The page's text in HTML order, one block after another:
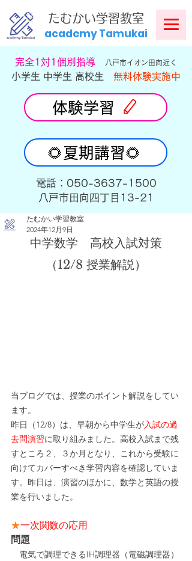
​たむかい学習教室
academy Tamukai
​完全1対1個別指導 八戸市イオン田向近く
小学生 中学生 高校生 無料体験実施中
体験学習
🌻夏期講習🌻
​電話：050-3637-1500
​八戸市田向四丁目13-21
たむかい学習教室
2024年12月9日
中学数学　高校入試対策
（12/8 授業解説）
当ブログでは、授業のポイント解説をしてい
ます。
昨日（12/8）は、早朝から中学生が入試の過
去問演習に取り組みました。高校入試まで残
すところ２、３か月となり、これから受験に
向けてカバーすべき学習内容を確認していま
す。昨日は、演習のほかに、数学と英語の授
業を行いました。
★一次関数の応用
問題
電気で調理できるIH調理器（電磁調理器）